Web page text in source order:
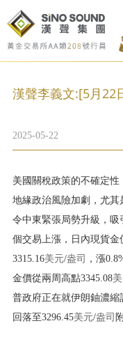
漢聲李義文:[5月22
2025-05-22
美國關稅政策的不確定性
地緣政治風險加劇，尤其
令中東緊張局勢升級，
個交易上漲，日內現貨金
3315.16美元/盎司
，漲
金價從兩周高點3345.08
普政府正在就伊朗鈾濃
回落至3296.45美元/盎司